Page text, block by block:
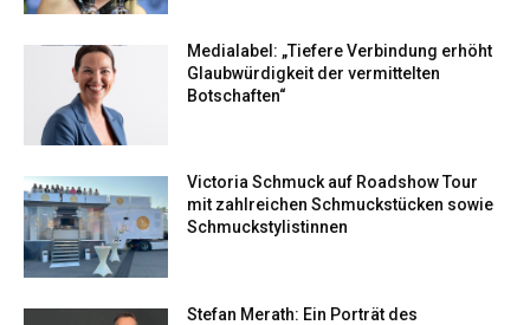
Medialabel: „Tiefere Verbindung erhöht
Glaubwürdigkeit der vermittelten
Botschaften“
Victoria Schmuck auf Roadshow Tour
mit zahlreichen Schmuckstücken sowie
Schmuckstylistinnen
Stefan Merath: Ein Porträt des